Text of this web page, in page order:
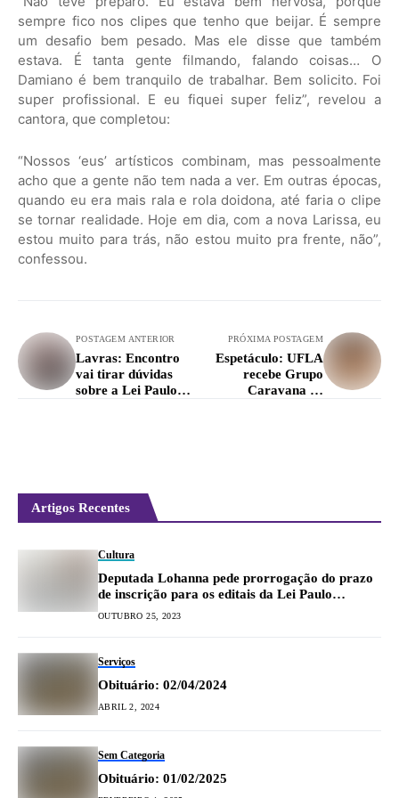
sempre fico nos clipes que tenho que beijar. É sempre
um desafio bem pesado. Mas ele disse que também
estava. É tanta gente filmando, falando coisas… O
Damiano é bem tranquilo de trabalhar. Bem solicito. Foi
super profissional. E eu fiquei super feliz”, revelou a
cantora, que completou:
“Nossos ‘eus’ artísticos combinam, mas pessoalmente
acho que a gente não tem nada a ver. Em outras épocas,
quando eu era mais rala e rola doidona, até faria o clipe
se tornar realidade. Hoje em dia, com a nova Larissa, eu
estou muito para trás, não estou muito pra frente, não”,
confessou.
POSTAGEM ANTERIOR
Lavras: Encontro
vai tirar dúvidas
sobre a Lei Paulo
PRÓXIMA POSTAGEM
Espetáculo: UFLA
recebe Grupo
Caravana de
Artigos Recentes
Cultura
Deputada Lohanna pede prorrogação do prazo
de inscrição para os editais da Lei Paulo
Gustavo
OUTUBRO 25, 2023
Serviços
Obituário: 02/04/2024
ABRIL 2, 2024
Sem Categoria
Obituário: 01/02/2025